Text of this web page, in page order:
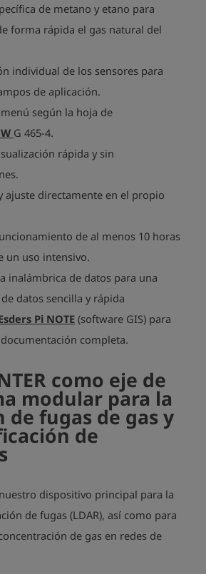
de metano y etano para
forma rápida el gas natural del
individual de los sensores para
de aplicación.
según la hoja de
G 465-4.
rápida y sin
ajuste directamente en el propio
de al menos 10 horas
un uso intensivo.
inalámbrica de datos para una
datos sencilla y rápida
Pi NOTE(software GIS) para
completa.
como eje de
modular para la
de fugas de gas y
de
nuestro dispositivo principal para la
de fugas (LDAR), así como para
de gas en redes de